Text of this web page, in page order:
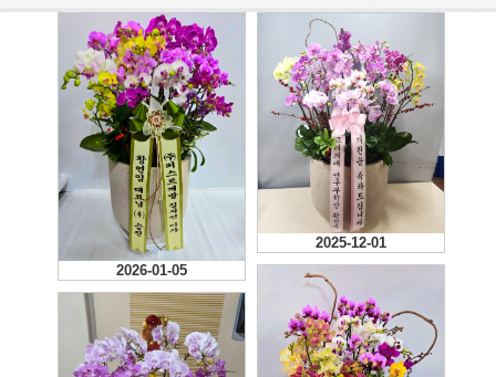
2026-01-05
2025-12-01